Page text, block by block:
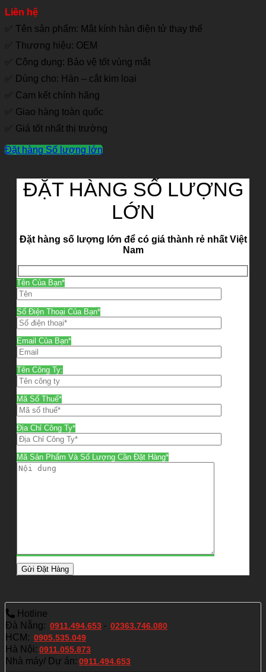
Liên hệ
✅ Tên sản phẩm: Mắt kính hàn điện tử thay thế
✅ Thương hiệu: OEM
✅ Công dụng: Bảo vệ tốt vùng mắt
✅ Dùng cho: Hàn – cắt kim loại
✅ Cam kết chính hãng
✅ Giao hàng toàn quốc
✅ Giá tốt nhất thị trường
Đặt hàng Số lượng lớn
ĐẶT HÀNG SỐ LƯỢNG
LỚN
Đặt hàng số lượng lớn để có giá thành rẻ nhất Việt
Nam
Tên Của Bạn*
Số Điện Thoại Của Bạn*
Email Của Bạn*
Tên Công Ty:
Mã Số Thuế*
Địa Chỉ Công Ty*
Mã Sản Phẩm Và Số Lượng Cần Đặt Hàng*
Hotline
Đà Nẵng: 0911.494.653 - 02363.746.080
HCM: 0905.535.049
Hà Nội: 0911.055.873
Nhà máy/ Dự án: 0911.494.653